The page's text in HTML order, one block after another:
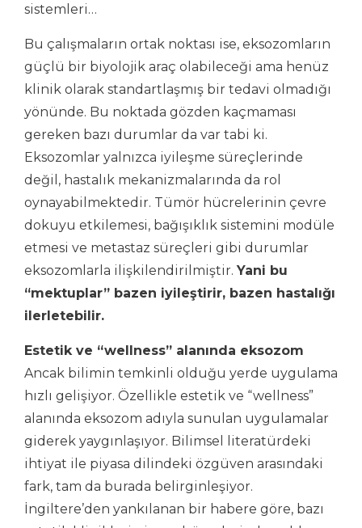
sistemleri…
Bu çalışmaların ortak noktası ise, eksozomların
güçlü bir biyolojik araç olabileceği ama henüz
klinik olarak standartlaşmış bir tedavi olmadığı
yönünde. Bu noktada gözden kaçmaması
gereken bazı durumlar da var tabi ki.
Eksozomlar yalnızca iyileşme süreçlerinde
değil, hastalık mekanizmalarında da rol
oynayabilmektedir. Tümör hücrelerinin çevre
dokuyu etkilemesi, bağışıklık sistemini modüle
etmesi ve metastaz süreçleri gibi durumlar
eksozomlarla ilişkilendirilmiştir. Yani bu
“mektuplar” bazen iyileştirir, bazen hastalığı
ilerletebilir.
Estetik ve “wellness” alanında eksozom
Ancak bilimin temkinli olduğu yerde uygulama
hızlı gelişiyor. Özellikle estetik ve “wellness”
alanında eksozom adıyla sunulan uygulamalar
giderek yaygınlaşıyor. Bilimsel literatürdeki
ihtiyat ile piyasa dilindeki özgüven arasındaki
fark, tam da burada belirginleşiyor.
İngiltere’den yankılanan bir habere göre, bazı